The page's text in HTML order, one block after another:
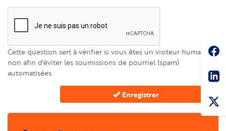
Cette question sert à vérifier si vous êtes un visiteur humain ou
non afin d'éviter les soumissions de pourriel (spam)
automatisées.
Enregistrer